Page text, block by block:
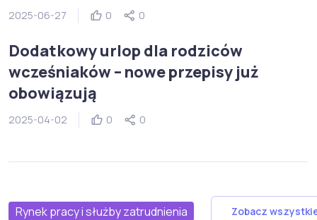
2025-06-27 0 0
Dodatkowy urlop dla rodziców
wcześniaków – nowe przepisy już
obowiązują
2025-04-02 0 0
Rynek pracy i służby zatrudnienia Zobacz